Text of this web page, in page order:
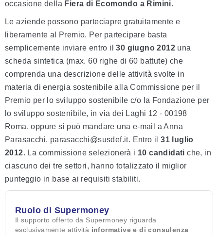
occasione della Fiera di Ecomondo a Rimini.
Le aziende possono parteciapre gratuitamente e
liberamente al Premio. Per partecipare basta
semplicemente inviare entro il30 giugno 2012 una
scheda sintetica (max. 60 righe di 60 battute) che
comprenda una descrizione delle attività svolte in
materia di energia sostenibile alla Commissione per il
Premio per lo sviluppo sostenibile c/o la Fondazione per
lo sviluppo sostenibile, in via dei Laghi 12 - 00198
Roma. oppure si può mandare una e-mail a Anna
Parasacchi, parasacchi@susdef.it. Entro il31 luglio
2012. La commissione selezionerà i 10 candidati che, in
ciascuno dei tre settori, hanno totalizzato il miglior
punteggio in base ai requisiti stabiliti.
Ruolo di Supermoney
Il supporto offerto da Supermoney riguarda
esclusivamente attività informative e di consulenza